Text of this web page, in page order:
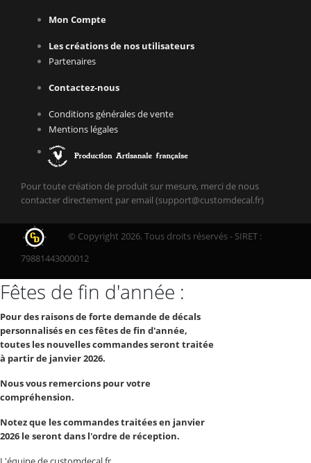
Mon Compte
Les créations de nos utilisateurs
Partenaires
Contactez-nous
Conditions générales de vente
Mentions légales
Pour toute création de produit sur mesure, merci de nous
contacter directement par email (support@customdecal.fr)
© Copyright 2026. Tous droits réservés - SIRET :
79881443000012
Fêtes de fin d'année :
Pour des raisons de forte demande de décals
personnalisés en ces fêtes de fin d'année,
toutes les nouvelles commandes seront traitée
à partir de janvier 2026.
Nous vous remercions pour votre
compréhension.
Notez que les commandes traitées en janvier
2026 le seront dans l'ordre de réception.